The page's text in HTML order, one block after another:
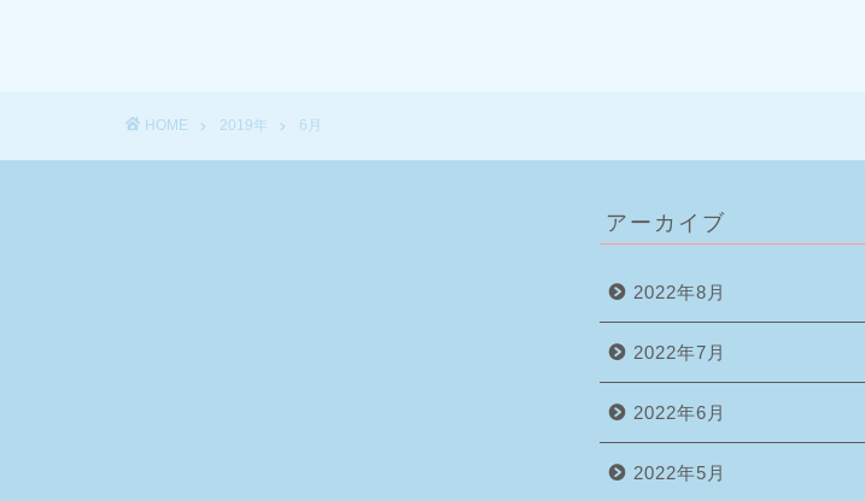
HOME 2019年 6月
アーカイブ
2022年8月
2022年7月
2022年6月
2022年5月